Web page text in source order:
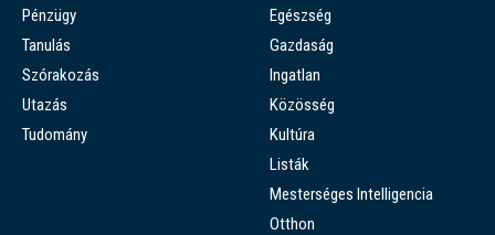
Pénzügy
Tanulás
Szórakozás
Utazás
Tudomány
Egészség
Gazdaság
Ingatlan
Közösség
Kultúra
Listák
Mesterséges Intelligencia
Otthon